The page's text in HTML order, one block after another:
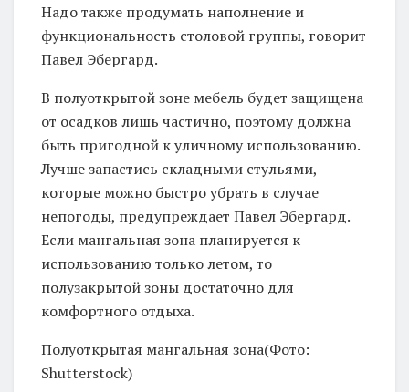
Надо также продумать наполнение и
функциональность столовой группы, говорит
Павел Эбергард.
В полуоткрытой зоне мебель будет защищена
от осадков лишь частично, поэтому должна
быть пригодной к уличному использованию.
Лучше запастись складными стульями,
которые можно быстро убрать в случае
непогоды, предупреждает Павел Эбергард.
Если мангальная зона планируется к
использованию только летом, то
полузакрытой зоны достаточно для
комфортного отдыха.
Полуоткрытая мангальная зона(Фото:
Shutterstock)